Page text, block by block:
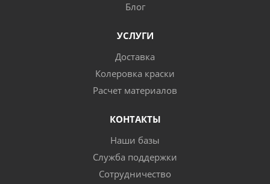
Блог
УСЛУГИ
Доставка
Колеровка краски
Расчет материалов
КОНТАКТЫ
Наши базы
Служба поддержки
Сотрудничество